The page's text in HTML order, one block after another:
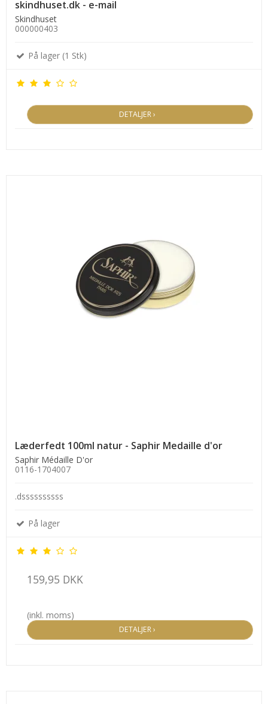
skindhuset.dk - e-mail
Skindhuset
000000403
På lager (1 Stk)
DETALJER ›
Læderfedt 100ml natur - Saphir Medaille d'or
Saphir Médaille D'or
0116-1704007
.dssssssssss
På lager
159,95 DKK
(inkl. moms)
DETALJER ›